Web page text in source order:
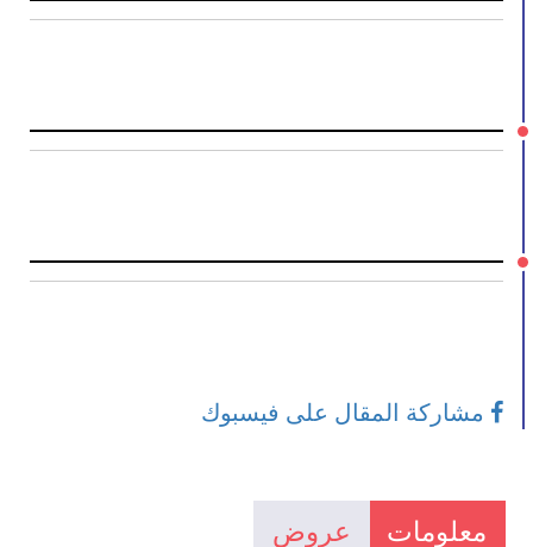
مشاركة المقال على فيسبوك
معلومات عروض